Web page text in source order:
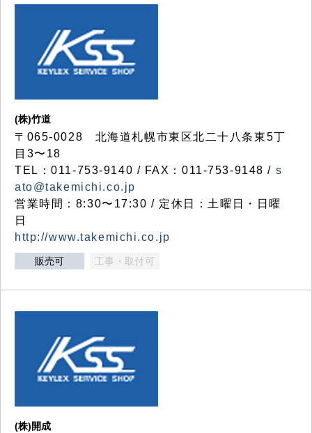
(株)竹道
〒065-0028 北海道札幌市東区北二十八条東5丁
目3〜18
TEL：011-753-9140 / FAX：011-753-9148 / s
ato@takemichi.co.jp
営業時間：8:30〜17:30 / 定休日：土曜日・日曜
日
http://www.takemichi.co.jp
販売可 工事・取付可
(株)開成